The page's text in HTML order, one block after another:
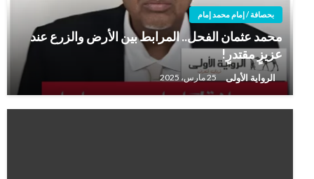
بحصافة / إمام محمد إمام
محمد عثمان الفحل.. المرابط بين الأرض والزرع عند
عزيزٍ مقتدرٍ!
الرواية الأولى 25 مارس، 2025